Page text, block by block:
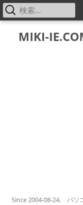
MIKI-
Since 2004-08-24, パソ
メ
検